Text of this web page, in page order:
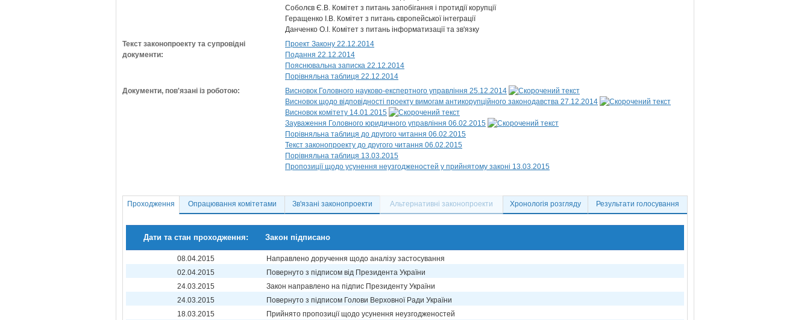
Соболєв Є.В. Комітет з питань запобігання і протидії корупції
Геращенко І.В. Комітет з питань європейської інтеграції
Данченко О.І. Комітет з питань інформатизації та зв'язку
Текст законопроекту та супровідні
документи:
Проект Закону 22.12.2014
Подання 22.12.2014
Пояснювальна записка 22.12.2014
Порівняльна таблиця 22.12.2014
Документи, пов'язані із роботою:
Висновок Головного науково-експертного управління 25.12.2014
Висновок щодо відповідності проекту вимогам антикорупційного законодавства 27.12.2014
Висновок комітету 14.01.2015
Зауваження Головного юридичного управління 06.02.2015
Порівняльна таблиця до другого читання 06.02.2015
Текст законопроекту до другого читання 06.02.2015
Порівняльна таблиця 13.03.2015
Пропозиції щодо усунення неузгодженостей у прийнятому законі 13.03.2015
Проходження Опрацювання комітетами Зв'язані законопроекти Альтернативні законопроекти Хронологія розгляду Результати голосування
Дати та стан проходження: Закон підписано
08.04.2015
Направлено доручення щодо аналізу застосування
02.04.2015
Повернуто з підписом від Президента України
24.03.2015
Закон направлено на підпис Президенту України
24.03.2015
Повернуто з підписом Голови Верховної Ради України
18.03.2015
Прийнято пропозиції щодо усунення неузгодженостей